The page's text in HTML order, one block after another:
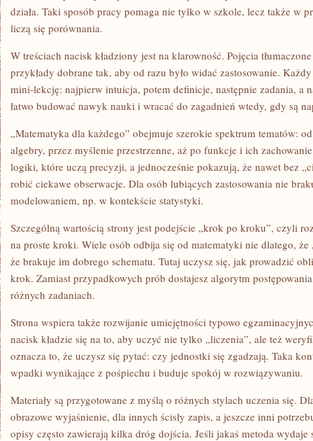
działa. Taki sposób pracy pomaga nie tylko w szkole, lecz także w
liczą się porównania.
W treściach nacisk kładziony jest na klarowność. Pojęcia
przykłady dobrane tak, aby od razu było widać zastosowanie.
mini-lekcję: najpierw intuicja, potem definicje, następnie zadania, a
łatwo budować nawyk nauki i wracać do zagadnień wtedy, gdy są
„Matematyka dla każdego” obejmuje szerokie spektrum tematów:
algebry, przez myślenie przestrzenne, aż po funkcje i ich
logiki, które uczą precyzji, a jednocześnie pokazują, że nawet bez
robić ciekawe obserwacje. Dla osób lubiących zastosowania nie
modelowaniem, np. w kontekście statystyki.
Szczególną wartością strony jest podejście „krok po kroku”, czyli
na proste kroki. Wiele osób odbija się od matematyki nie dlatego, że
że brakuje im dobrego schematu. Tutaj uczysz się, jak prowadzić
krok. Zamiast przypadkowych prób dostajesz algorytm
różnych zadaniach.
Strona wspiera także rozwijanie umiejętności typowo
nacisk kładzie się na to, aby uczyć nie tylko „liczenia”, ale też
oznacza to, że uczysz się pytać: czy jednostki się zgadzają. Taka
wpadki wynikające z pośpiechu i buduje spokój w rozwiązywaniu.
Materiały są przygotowane z myślą o różnych stylach uczenia się.
obrazowe wyjaśnienie, dla innych ścisły zapis, a jeszcze inni
opisy często zawierają kilka dróg dojścia. Jeśli jakaś metoda wydaje